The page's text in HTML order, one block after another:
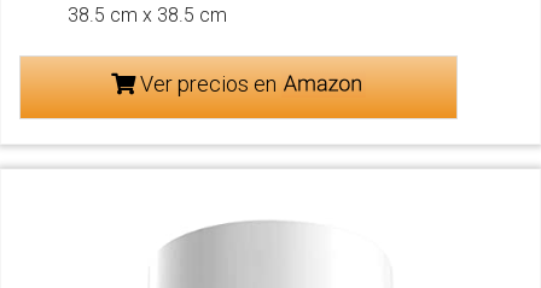
38.5 cm x 38.5 cm
Ver precios en